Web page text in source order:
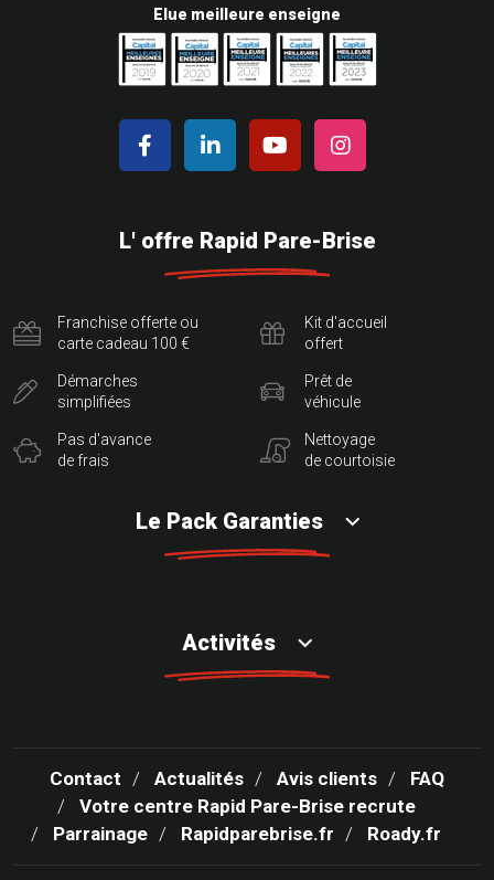
Elue meilleure enseigne
L' offre Rapid Pare-Brise
Franchise offerte ou
carte cadeau 100 €
Démarches
simplifiées
Pas d'avance
de frais
Kit d'accueil
offert
Prêt de
véhicule
Nettoyage
de courtoisie
Le Pack Garanties
Activités
Contact Actualités Avis clients
FAQ
Votre centre Rapid Pare-Brise recrute
Parrainage
Rapidparebrise.fr Roady.fr